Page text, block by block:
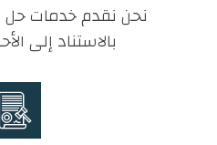
نحن نقدم خدمات حل
بالاستناد إلى